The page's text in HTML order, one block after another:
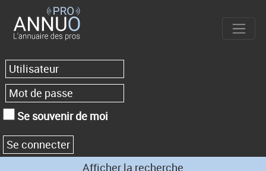
Se souvenir de moi
Afficher la recherche